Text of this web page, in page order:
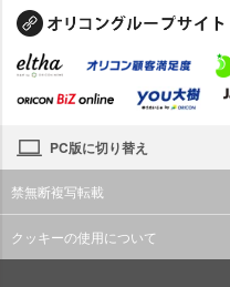
PC版に切り替え
禁無断複写転載
クッキーの使用について